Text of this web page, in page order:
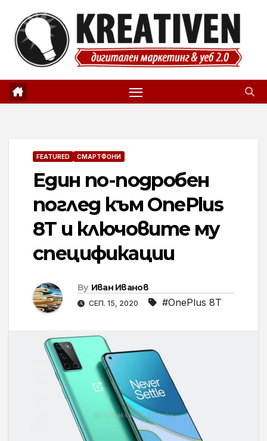
content
FEATURED СМАРТФОНИ
Един по-подробен
поглед към OnePlus
8T и ключовите му
спецификации
By Иван Иванов
СЕП. 15, 2020 #OnePlus 8T